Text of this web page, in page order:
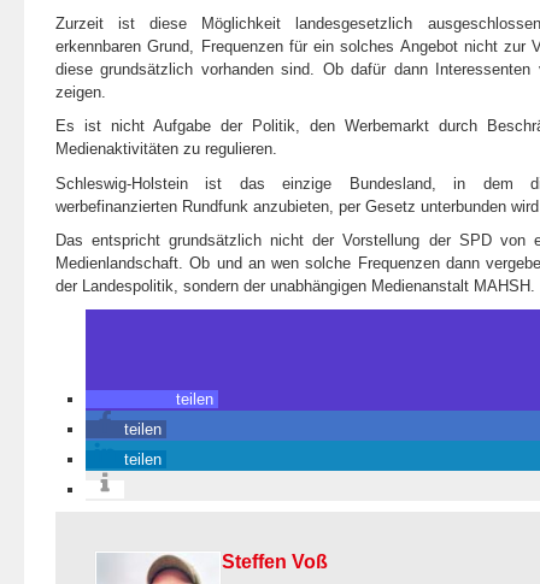
Zurzeit ist diese Möglichkeit landesgesetzlich
erkennbaren Grund, Frequenzen für ein solches Angebot nicht zur
diese grundsätzlich vorhanden sind. Ob dafür dann
zeigen.
Es ist nicht Aufgabe der Politik, den Werbemarkt durch
Medienaktivitäten zu regulieren.
Schleswig-Holstein ist das einzige Bundesland, in dem
werbefinanzierten Rundfunk anzubieten, per Gesetz unterbunden
Das entspricht grundsätzlich nicht der Vorstellung der SPD von
Medienlandschaft. Ob und an wen solche Frequenzen dann
der Landespolitik, sondern der unabhängigen Medienanstalt MAHSH.
teilen
teilen
teilen
Steffen Voß